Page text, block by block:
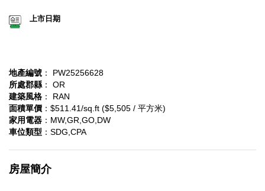
上市日期
地產編號 ： PW25256628
所處郡縣 ： OR
建築風格 ： RAN
面積單價 ：$511.41/sq.ft ($5,505 / 平方米)
家用電器 ：MW,GR,GO,DW
車位類型 ：SDG,CPA
房屋簡介